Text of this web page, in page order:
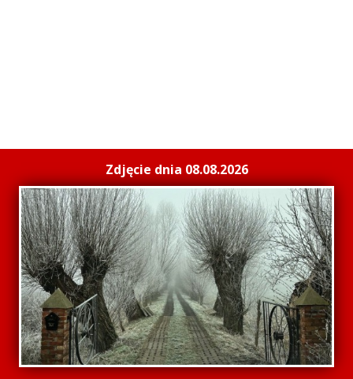
Zdjęcie dnia 08.08.2026